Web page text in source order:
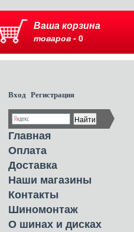
Ваша корзина
товаров - 0
Вход Регистрация
Главная
Оплата
Доставка
Наши магазины
Контакты
Шиномонтаж
О шинах и дисках